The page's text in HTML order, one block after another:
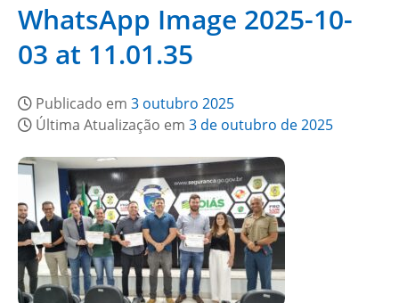
WhatsApp Image 2025-10-
03 at 11.01.35
Publicado em 3 outubro 2025
Última Atualização em 3 de outubro de 2025